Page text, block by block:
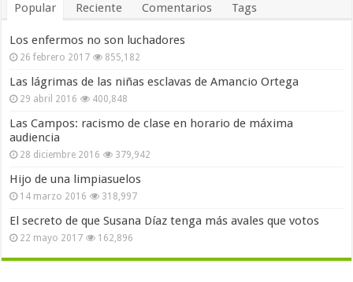
Popular Reciente Comentarios Tags
Los enfermos no son luchadores
26 febrero 2017 855,182
Las lágrimas de las niñas esclavas de Amancio Ortega
29 abril 2016 400,848
Las Campos: racismo de clase en horario de máxima
audiencia
28 diciembre 2016 379,942
Hijo de una limpiasuelos
14 marzo 2016 318,997
El secreto de que Susana Díaz tenga más avales que votos
22 mayo 2017 162,896